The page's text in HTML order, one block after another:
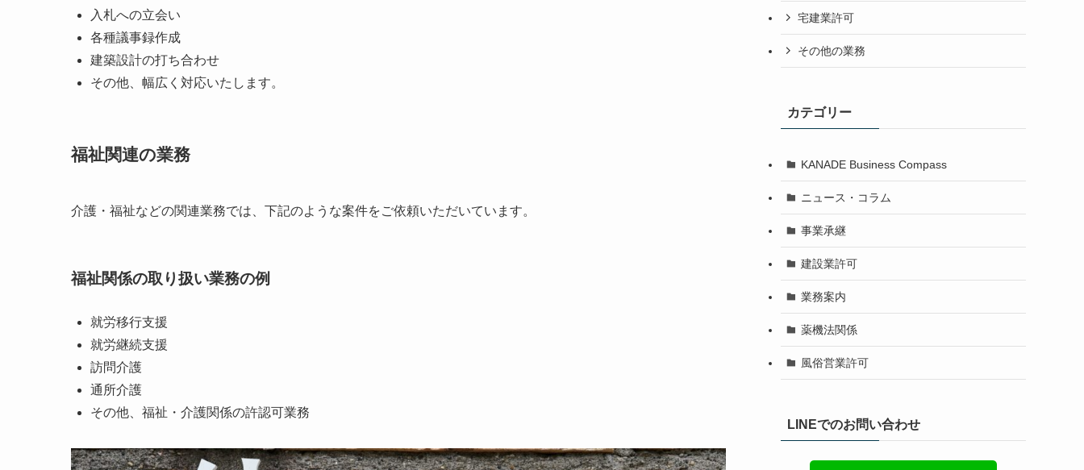
入札への立会い
各種議事録作成
建築設計の打ち合わせ
その他、幅広く対応いたします。
福祉関連の業務
介護・福祉などの関連業務では、下記のような案件をご依頼いただいています。
福祉関係の取り扱い業務の例
就労移行支援
就労継続支援
訪問介護
通所介護
その他、福祉・介護関係の許認可業務
宅建業許可
その他の業務
カテゴリー
KANADE Business Compass
ニュース・コラム
事業承継
建設業許可
業務案内
薬機法関係
風俗営業許可
LINEでのお問い合わせ